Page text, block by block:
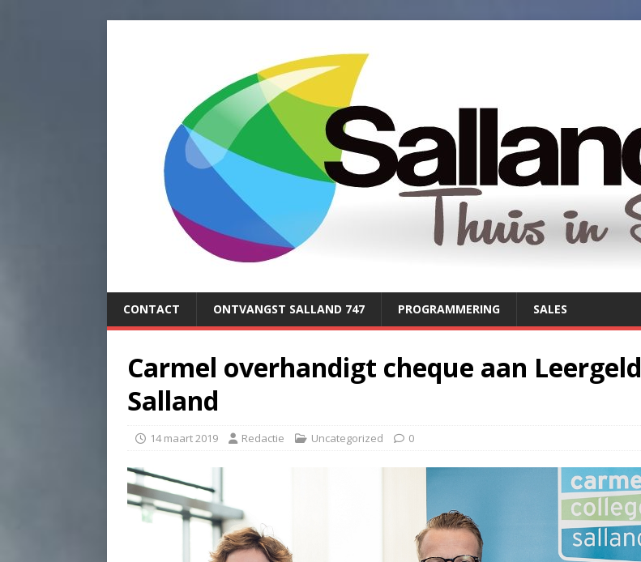
CONTACT ONTVANGST SALLAND 747 PROGRAMMERING SALES
Carmel overhandigt cheque aan Leergeld
Salland
14 maart 2019 Redactie Uncategorized 0